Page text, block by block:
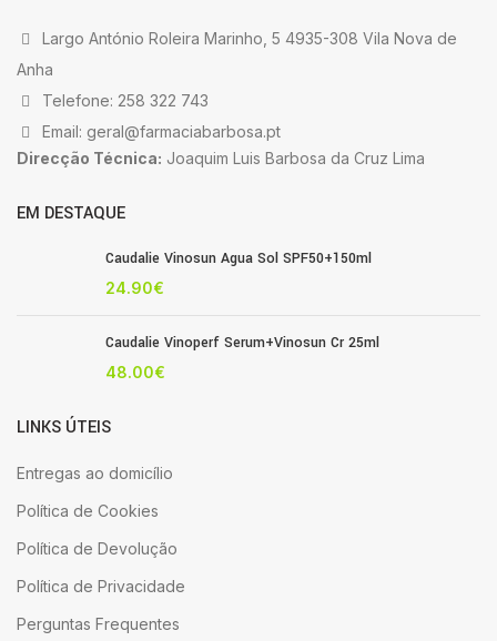
Largo António Roleira Marinho, 5 4935-308 Vila Nova de
Anha
Telefone: 258 322 743
Email: geral@farmaciabarbosa.pt
Direcção Técnica: Joaquim Luis Barbosa da Cruz Lima
EM DESTAQUE
Caudalie Vinosun Agua Sol SPF50+150ml
24.90€
Caudalie Vinoperf Serum+Vinosun Cr 25ml
48.00€
LINKS ÚTEIS
Entregas ao domicílio
Política de Cookies
Política de Devolução
Política de Privacidade
Perguntas Frequentes